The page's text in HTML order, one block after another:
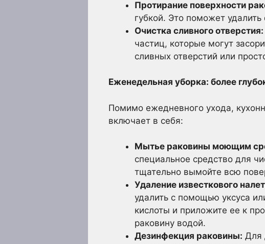
Протирание поверхности
губкой. Это поможет
Очистка сливного отверстия:
частиц, которые могут
сливных отверстий или
Еженедельная уборка: более
Помимо ежедневного ухода,
включает в себя:
Мытье раковины моющим
специальное средство для
тщательно вымойте всю
Удаление известкового
удалить с помощью уксуса
кислоты и приложите ее к
раковину водой.
Дезинфекция раковины: Для